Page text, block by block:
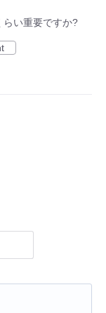
らい重要ですか?